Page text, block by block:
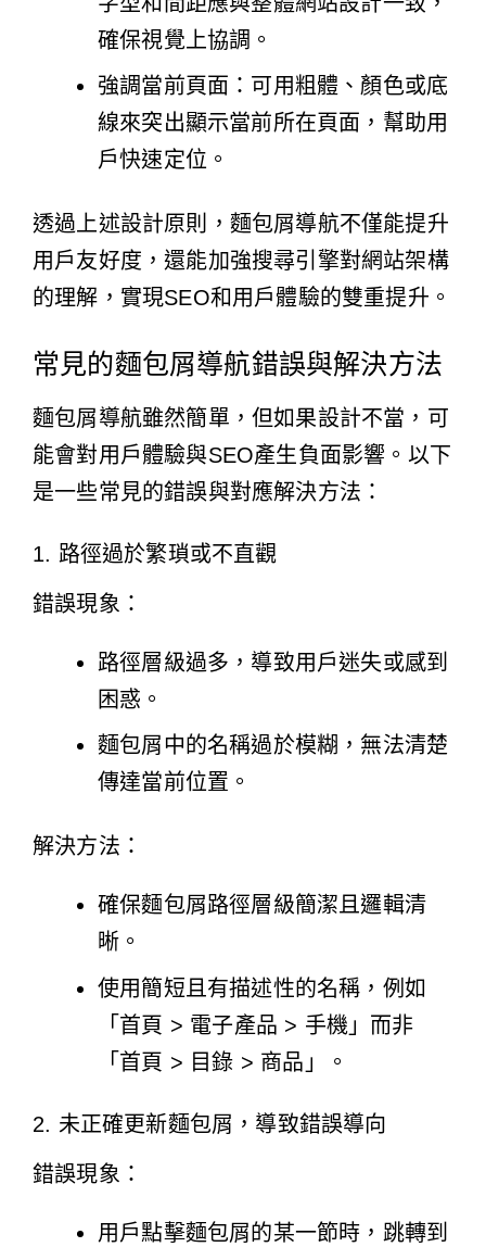
確保視覺上協調。
強調當前頁面：可用粗體、顏色或底
線來突出顯示當前所在頁面，幫助用
戶快速定位。
透過上述設計原則，麵包屑導航不僅能提升
用戶友好度，還能加強搜尋引擎對網站架構
的理解，實現SEO和用戶體驗的雙重提升。
常見的麵包屑導航錯誤與解決方法
麵包屑導航雖然簡單，但如果設計不當，可
能會對用戶體驗與SEO產生負面影響。以下
是一些常見的錯誤與對應解決方法：
1. 路徑過於繁瑣或不直觀
錯誤現象：
路徑層級過多，導致用戶迷失或感到
困惑。
麵包屑中的名稱過於模糊，無法清楚
傳達當前位置。
解決方法：
確保麵包屑路徑層級簡潔且邏輯清
晰。
使用簡短且有描述性的名稱，例如
「首頁 > 電子產品 > 手機」而非
「首頁 > 目錄 > 商品」。
2. 未正確更新麵包屑，導致錯誤導向
錯誤現象：
用戶點擊麵包屑的某一節時，跳轉到